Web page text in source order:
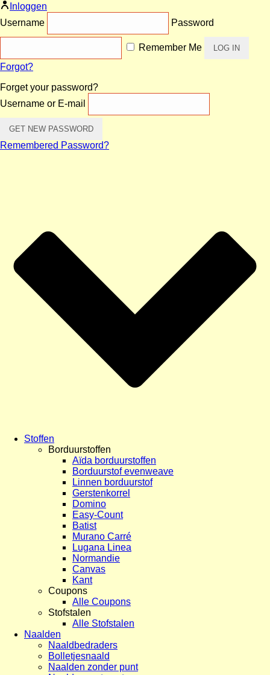
Inloggen
Username
Password
Remember Me
Forgot?
Forget your password?
Username or E-mail
Remembered Password?
Stoffen
Borduurstoffen
Aïda borduurstoffen
Borduurstof evenweave
Linnen borduurstof
Gerstenkorrel
Domino
Easy-Count
Batist
Murano Carré
Lugana Linea
Normandie
Canvas
Kant
Coupons
Alle Coupons
Stofstalen
Alle Stofstalen
Naalden
Naaldbedraders
Bolletjesnaald
Naalden zonder punt